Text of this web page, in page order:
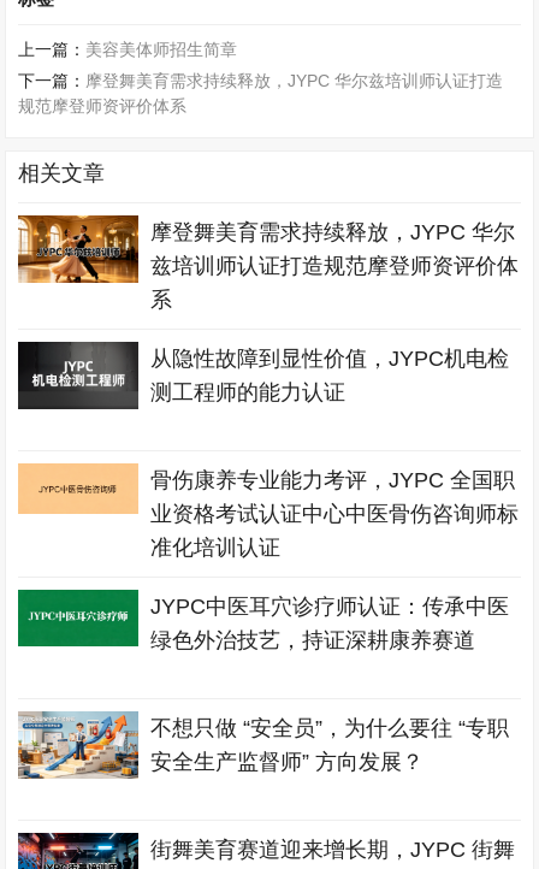
上一篇： 美容美体师招生简章
下一篇： 摩登舞美育需求持续释放，JYPC 华尔兹培训师认证打造
规范摩登师资评价体系
相关文章
摩登舞美育需求持续释放，JYPC 华尔
兹培训师认证打造规范摩登师资评价体
系
从隐性故障到显性价值，JYPC机电检
测工程师的能力认证
骨伤康养专业能力考评，JYPC 全国职
业资格考试认证中心中医骨伤咨询师标
准化培训认证
JYPC中医耳穴诊疗师认证：传承中医
绿色外治技艺，持证深耕康养赛道
不想只做 “安全员”，为什么要往 “专职
安全生产监督师” 方向发展？
街舞美育赛道迎来增长期，JYPC 街舞